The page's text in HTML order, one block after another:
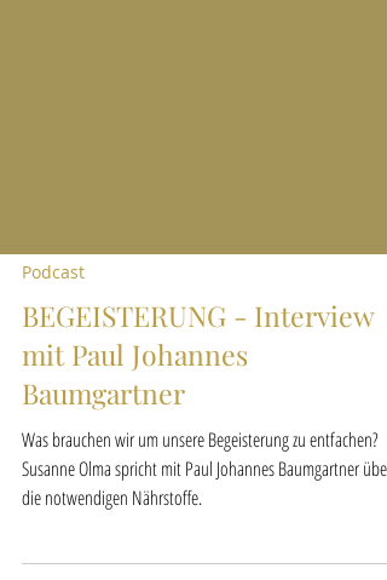
Podcast
BEGEISTERUNG - Interview
mit Paul Johannes
Baumgartner
Susanne Olma spricht mit Paul Johannes Baumgartner über